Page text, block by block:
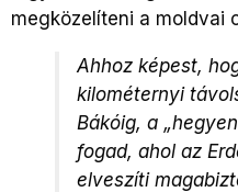
megközelíteni a moldvai
Ahhoz képest,
kilométernyi
Bákóig, a
fogad, ahol az
elveszíti